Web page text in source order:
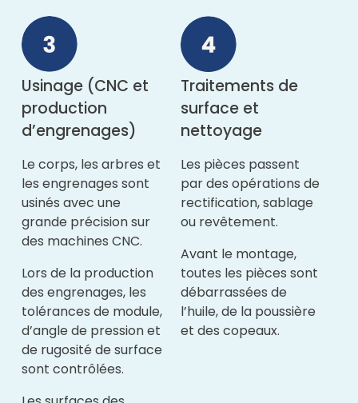
Usinage (CNC et
production
d’engrenages)
Le corps, les arbres et
les engrenages sont
usinés avec une
grande précision sur
des machines CNC.
Lors de la production
des engrenages, les
tolérances de module,
d’angle de pression et
de rugosité de surface
sont contrôlées.
Traitements de
surface et
nettoyage
Les pièces passent
par des opérations de
rectification, sablage
ou revêtement.
Avant le montage,
toutes les pièces sont
débarrassées de
l’huile, de la poussière
et des copeaux.